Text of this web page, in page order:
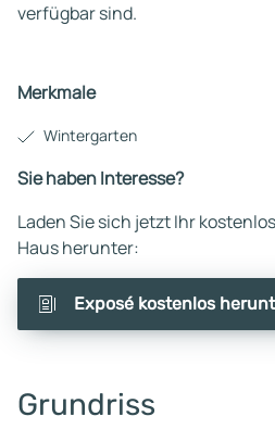
verfügbar sind.
Merkmale
Wintergarten
Sie haben Interesse?
Laden Sie sich jetzt Ihr
Haus herunter:
Exposé kostenlos
Grundriss